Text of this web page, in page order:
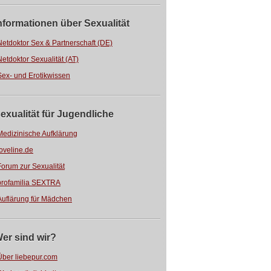
über Sexualität
Sex & Partnerschaft (DE)
Sexualität (AT)
und Erotikwissen
für Jugendliche
Aufklärung
zur Sexualität
SEXTRA
für Mädchen
sind wir?
liebepur.com